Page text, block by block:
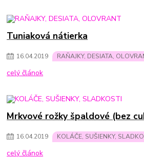
Tuniaková nátierka
16.04.2019 RAŇAJKY, DESIATA,
celý článok
Mrkvové rožky špaldové (bez
16.04.2019 KOLÁČE, SUŠIENKY,
celý článok